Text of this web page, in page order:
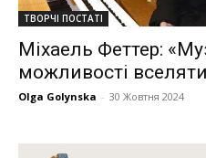
ТВОРЧІ ПОСТАТІ
Міхаель Феттер:
можливості
Olga Golynska - 30 Жовтня 2024